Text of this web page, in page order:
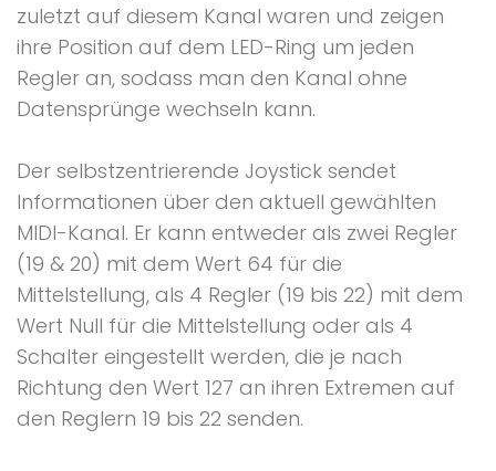
zuletzt auf diesem Kanal waren und zeigen
ihre Position auf dem LED-Ring um jeden
Regler an, sodass man den Kanal ohne
Datensprünge wechseln kann.
Der selbstzentrierende Joystick sendet
Informationen über den aktuell gewählten
MIDI-Kanal. Er kann entweder als zwei Regler
(19 & 20) mit dem Wert 64 für die
Mittelstellung, als 4 Regler (19 bis 22) mit dem
Wert Null für die Mittelstellung oder als 4
Schalter eingestellt werden, die je nach
Richtung den Wert 127 an ihren Extremen auf
den Reglern 19 bis 22 senden.